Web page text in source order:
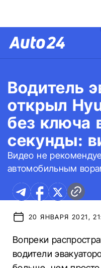
Водитель
открыл
без ключа
секунды:
Видео не
автомобильным
20 ЯНВАРЯ 2021,
Вопреки
водители